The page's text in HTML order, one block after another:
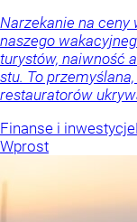
Narzekanie na
naszego
turystów, naiwność
stu. To
restauratorów
Finanse i inwestycje
Wprost